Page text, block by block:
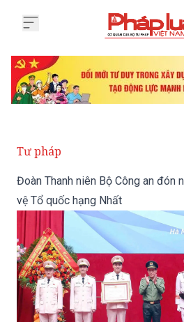
Tư pháp
Đoàn Thanh niên Bộ Công an đón
vệ Tổ quốc hạng Nhất